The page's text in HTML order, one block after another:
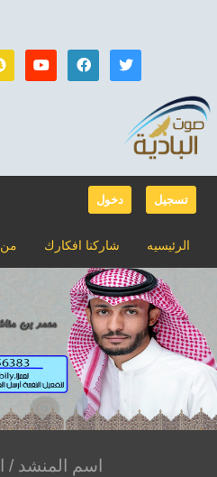
دخول تسجيل
شاركنا افكارك الرئيسيه